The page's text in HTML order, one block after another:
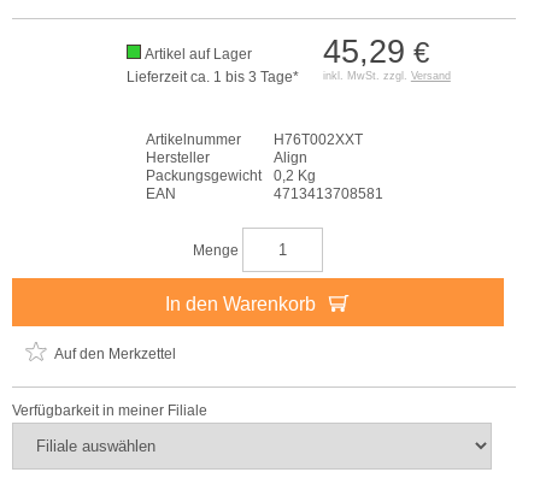
45,29 €
inkl. MwSt. zzgl. Versand
Artikel auf Lager
Lieferzeit ca. 1 bis 3 Tage*
Artikelnummer
H76T002XXT
Hersteller
Align
Packungsgewicht
0,2 Kg
EAN
4713413708581
Menge
In den Warenkorb
Auf den Merkzettel
Verfügbarkeit in meiner Filiale